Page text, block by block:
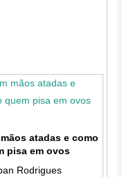
atadas e como
pisa em ovos
Rodrigues